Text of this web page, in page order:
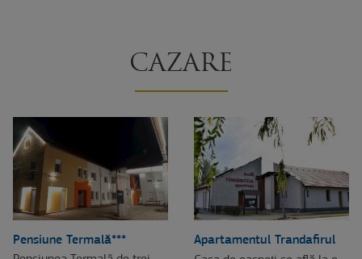
CAZARE
Pensiune Termală***
Apartamentul Trandafirul